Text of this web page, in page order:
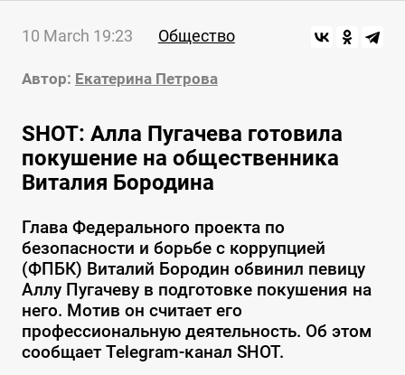
10 March 19:23 Общество
Автор: Екатерина Петрова
SHOT: Алла Пугачева готовила
покушение на общественника
Виталия Бородина
Глава Федерального проекта по
безопасности и борьбе с коррупцией
(ФПБК) Виталий Бородин обвинил певицу
Аллу Пугачеву в подготовке покушения на
него. Мотив он считает его
профессиональную деятельность. Об этом
сообщает Telegram-канал SHOT.